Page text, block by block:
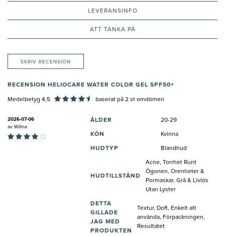
LEVERANSINFO
ATT TÄNKA PÅ
SKRIV RECENSION
RECENSION HELIOCARE WATER COLOR GEL SPF50+
Medelbetyg 4,5 baserat på 2 st omdömen
2026-07-06
av Wilma
ÅLDER 20-29
KÖN Kvinna
HUDTYP Blandhud
HUDTILLSTÅND
Acne, Torrhet Runt
Ögonen, Orenheter &
Pormaskar, Grå & Livlös
Utan Lyster
DETTA
GILLADE
JAG MED
PRODUKTEN
Textur, Doft, Enkelt att
använda, Förpackningen,
Resultatet